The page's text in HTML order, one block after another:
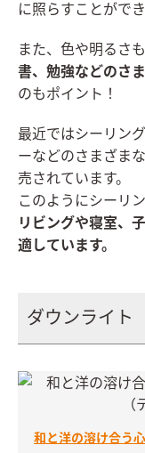
に照らすことができ
また、色や明るさ
書、勉強などのさ
のもポイント！
最近ではシーリン
ーなどのさまざま
売されています。
このようにシーリ
リビングや寝室、
適しています。
ダウンライト
和と洋の溶け合う